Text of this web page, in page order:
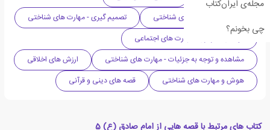
مجله‌ی ایران‌کتاب
چی بخونم؟
تفکر خلاق - مهارت های شناختی
تصمیم گیری - مهارت های شناختی
توانایی سازگاری - مهارت های اجتماعی
مشاهده و توجه به جزئیات - مهارت های شناختی
ارزش های اخلاقی
هوش و مهارت های شناختی
قصه های دینی و قرآنی
کتاب های مرتبط با قصه هایی از امام صادق (ع) 5